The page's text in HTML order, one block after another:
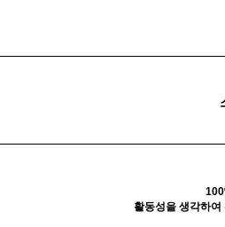
활동성을 생각하여